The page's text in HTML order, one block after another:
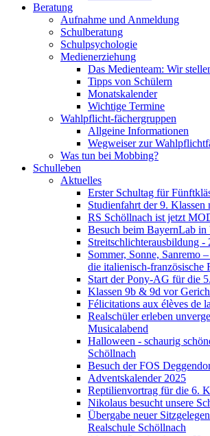
Beratung
Aufnahme und Anmeldung
Schulberatung
Schulpsychologie
Medienerziehung
Das Medienteam: Wir
Tipps von Schülern
Monatskalender
Wichtige Termine
Wahlpflicht-fächergruppen
Allgeine Informationen
Wegweiser zur
Was tun bei Mobbing?
Schulleben
Aktuelles
Erster Schultag für
Studienfahrt der 9. Klassen
RS Schöllnach ist jetzt
Besuch beim BayernLab in
Streitschlichterausbildung -
Sommer, Sonne, Sanremo
die italienisch-französische
Start der Pony-AG für die
Klassen 9b & 9d vor
Félicitations aux élèves de
Realschüler erleben
Musicalabend
Halloween - schaurig
Schöllnach
Besuch der FOS
Adventskalender 2025
Reptilienvortrag für die 6.
Nikolaus besucht unsere
Übergabe neuer
Realschule Schöllnach